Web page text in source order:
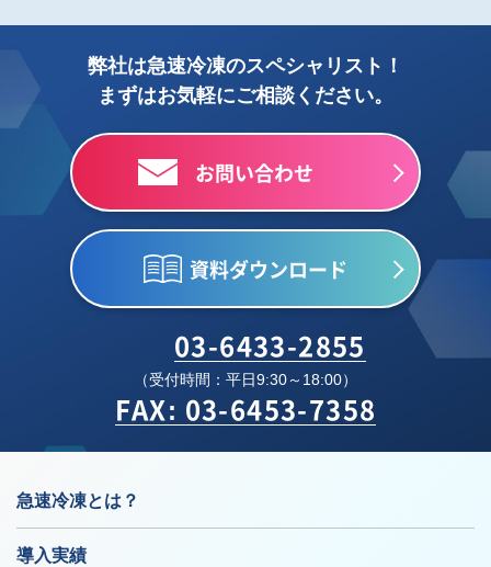
弊社は急速冷凍のスペシャリスト！
まずはお気軽にご相談ください。
お問い合わせ
資料ダウンロード
03-6433-2855
（受付時間：平日9:30～18:00）
FAX: 03-6453-7358
急速冷凍とは？
導入実績